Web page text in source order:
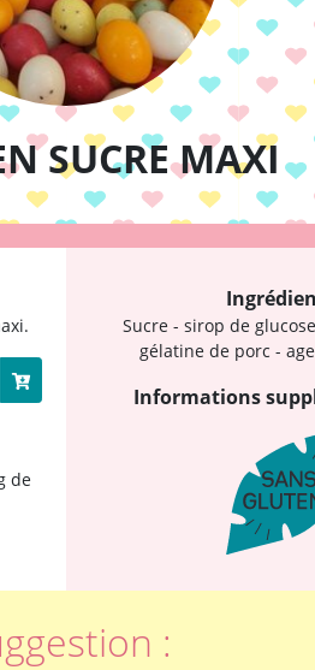
SUCRE MAXI
de
Sucre - sirop de
gélatine de porc -
Informations
: